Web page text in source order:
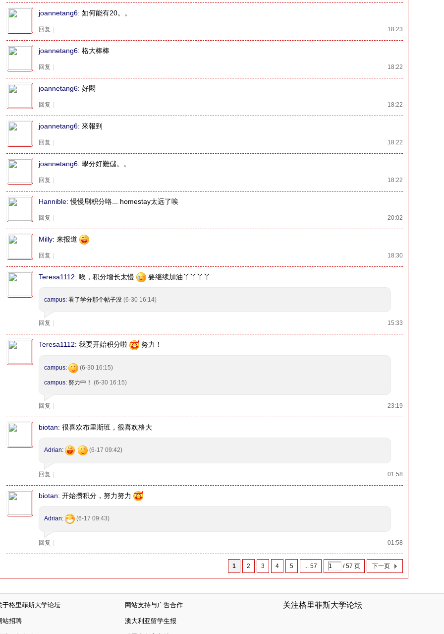
joannetang6: 如何能有20。。
18:23
回复 |
joannetang6: 格大棒棒
18:22
回复 |
joannetang6: 好悶
18:22
回复 |
joannetang6: 來報到
18:22
回复 |
joannetang6: 學分好難儲。。
18:22
回复 |
Hannible:慢慢刷积分咯... homestay太远了唉
20:02
回复 |
Milly: 来报道
18:30
回复
Teresa1112: 唉，积分增长太慢 要继续加油丫丫丫丫
campus: 看了学分那个帖子没 (6-30 16:14)
15:33
回复
Teresa1112: 我要开始积分啦 努力！
campus: (6-30 16:15)
campus: 努力中！ (6-30 16:15)
23:19
回复 |
biotan: 很喜欢布里斯班，很喜欢格大
Adrian: (6-17 09:42)
01:58
回复 |
biotan: 开始攒积分，努力努力
Adrian: (6-17 09:43)
01:58
回复
1 2 3 4 5 ... 57 / 57 页 下一页
于格里菲斯大学论坛 网站支持与广告合作 关注格里菲斯大学论坛
站招聘 澳大利亚留学生报